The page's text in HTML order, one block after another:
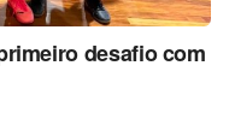
desafio com